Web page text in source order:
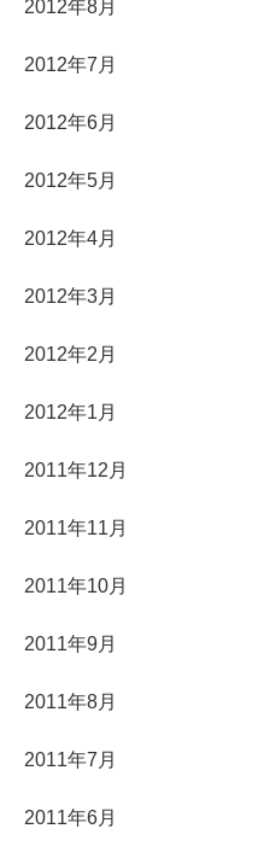
2012年8月
2012年7月
2012年6月
2012年5月
2012年4月
2012年3月
2012年2月
2012年1月
2011年12月
2011年11月
2011年10月
2011年9月
2011年8月
2011年7月
2011年6月